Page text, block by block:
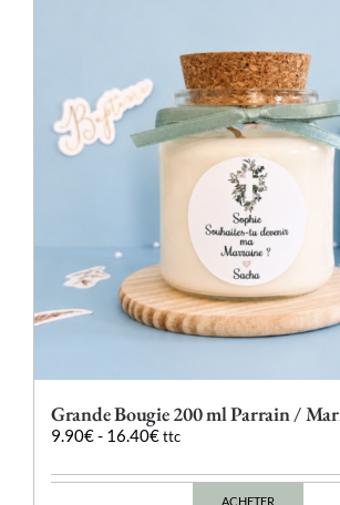
être
choisies
sur
la
page
du
produit
Grande Bougie 200 ml Parrain /
9.90€- 16.40€ ttc
ACHETER